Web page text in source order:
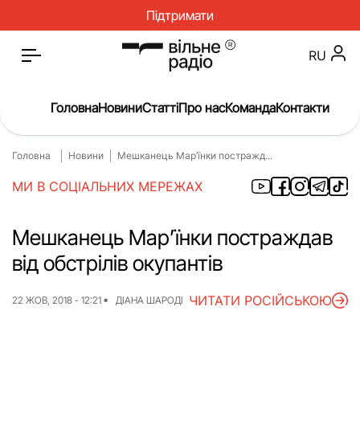
Підтримати
Головна
Новини
Окупація
Про нас
Війна
Гроші
Освіта
Інструкції
Медицина
RU
ГоловнаНовиниСтаттіПро насКомандаКонтакти
Головна Новини Мешканець Мар’їнки постражд...
МИ В СОЦІАЛЬНИХ МЕРЕЖАХ
Мешканець Мар’їнки постраждав
від обстрілів окупантів
22 ЖОВ, 2018 - 12:21 ДІАНА ШАРОДІ ЧИТАТИ РОСІЙСЬКОЮ